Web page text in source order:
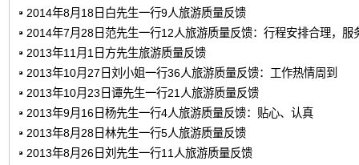
2014年8月18日白先生一行9人旅游质量反馈
2014年7月28日范先生一行12人旅游质量反馈：行程安排合理，服
2013年11月1日方先生旅游质量反馈
2013年10月27日刘小姐一行36人旅游质量反馈：工作热情周到
2013年10月23日谭先生一行21人旅游质量反馈
2013年9月16日杨先生一行4人旅游质量反馈：贴心、认真
2013年8月28日林先生一行5人旅游质量反馈
2013年8月26日刘先生一行11人旅游质量反馈